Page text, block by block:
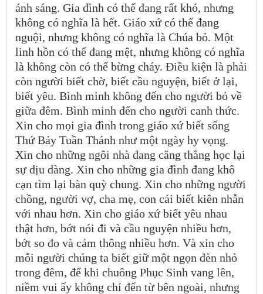
ánh sáng. Gia đình có thể đang rất khó, nhưng
không có nghĩa là hết. Giáo xứ có thể đang
nguội, nhưng không có nghĩa là Chúa bỏ. Một
linh hồn có thể đang mệt, nhưng không có nghĩa
là không còn có thể bừng cháy. Điều kiện là phải
còn người biết chờ, biết cầu nguyện, biết ở lại,
biết yêu. Bình minh không đến cho người bỏ về
giữa đêm. Bình minh đến cho người canh thức.
Xin cho mọi gia đình trong giáo xứ biết sống
Thứ Bảy Tuần Thánh như một ngày hy vọng.
Xin cho những ngôi nhà đang căng thẳng học lại
sự dịu dàng. Xin cho những gia đình đang khô
cạn tìm lại bàn quỳ chung. Xin cho những người
chồng, người vợ, cha mẹ, con cái biết kiên nhẫn
với nhau hơn. Xin cho giáo xứ biết yêu nhau
thật hơn, bớt nói đi và cầu nguyện nhiều hơn,
bớt so đo và cảm thông nhiều hơn. Và xin cho
mỗi người chúng ta biết giữ một ngọn đèn nhỏ
trong đêm, để khi chuông Phục Sinh vang lên,
niềm vui ấy không chỉ đến từ bên ngoài, nhưng